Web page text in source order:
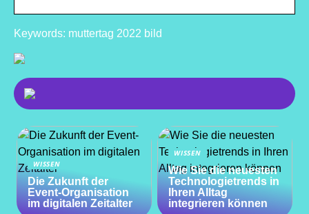
Keywords: muttertag 2022 bild
WISSEN
Die Zukunft der
Event-Organisation
im digitalen Zeitalter
WISSEN
Wie Sie die neuesten
Technologietrends in
Ihren Alltag
integrieren können